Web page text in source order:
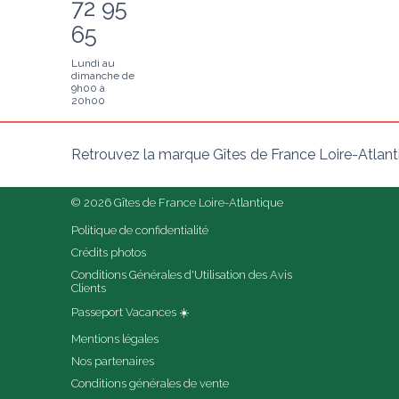
72 95
65
Lundi au
dimanche de
9h00 à
20h00
Retrouvez la marque Gîtes de France Loire-
© 2026 Gîtes de France Loire-Atlantique
Politique de confidentialité
Crédits photos
Conditions Générales d'Utilisation des Avis
Clients
Passeport Vacances ☀️
Mentions légales
Nos partenaires
Conditions générales de vente